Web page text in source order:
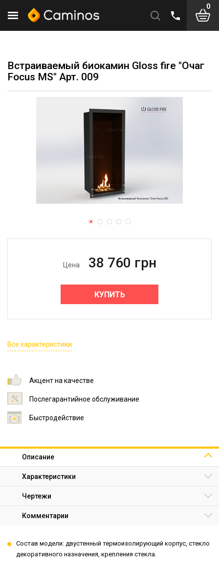
0
Встраиваемый биокамин Gloss fire "Очаг
Focus MS" Арт. 009
Цена 38 760 грн
КУПИТЬ
Все характеристики
Акцент на качестве
Послегарантийное обслуживание
Быстродействие
Описание
Характеристики
Чертежи
Комментарии
Состав модели: двустенный термоизолирующий корпус, стекло
декоративного назначения, крепления стекла.